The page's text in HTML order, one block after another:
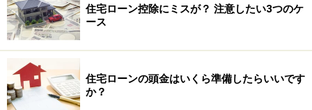
住宅ローン控除にミスが？ 注意したい3つのケ
ース
住宅ローンの頭金はいくら準備したらいいです
か？